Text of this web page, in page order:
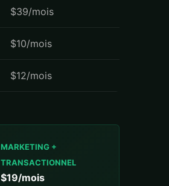
$39/mois
$10/mois
$12/mois
MARKETING +
TRANSACTIONNEL
$19/mois